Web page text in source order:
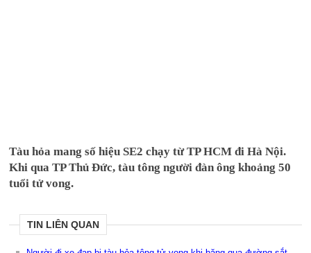
Tàu hỏa mang số hiệu SE2 chạy từ TP HCM đi Hà Nội.
Khi qua TP Thủ Đức, tàu tông người đàn ông khoảng 50
tuổi tử vong.
TIN LIÊN QUAN